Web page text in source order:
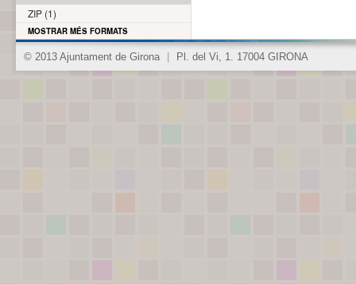
ZIP (1)
MOSTRAR MÉS FORMATS
© 2013 Ajuntament de Girona Pl. del Vi, 1. 17004 GIRONA